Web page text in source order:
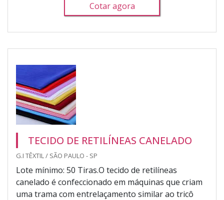
Cotar agora
TECIDO DE RETILÍNEAS CANELADO
G.I TÊXTIL / SÃO PAULO - SP
Lote mínimo: 50 Tiras.O tecido de retilíneas
canelado é confeccionado em máquinas que criam
uma trama com entrelaçamento similar ao tricô